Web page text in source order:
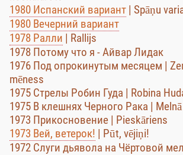
1980 Испанский вариант | Spāņu
1980 Вечерний вариант
1978 Ралли | Rallijs
1978 Потому что я - Айвар Лидак
1976 Под опрокинутым месяцем |
mēness
1975 Стрелы Робин Гуда | Robina
1975 В клешнях Черного Рака |
1973 Прикосновение | Pieskāriens
1973 Вей, ветерок! | Pūt, vējiņi!
1972 Слуги дьявола на Чёртовой